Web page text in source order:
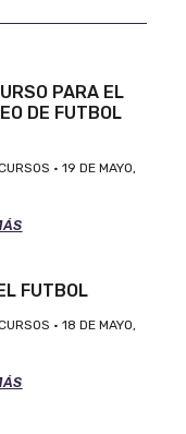
PARA EL
DE FUTBOL
19 DE MAYO,
FUTBOL
18 DE MAYO,